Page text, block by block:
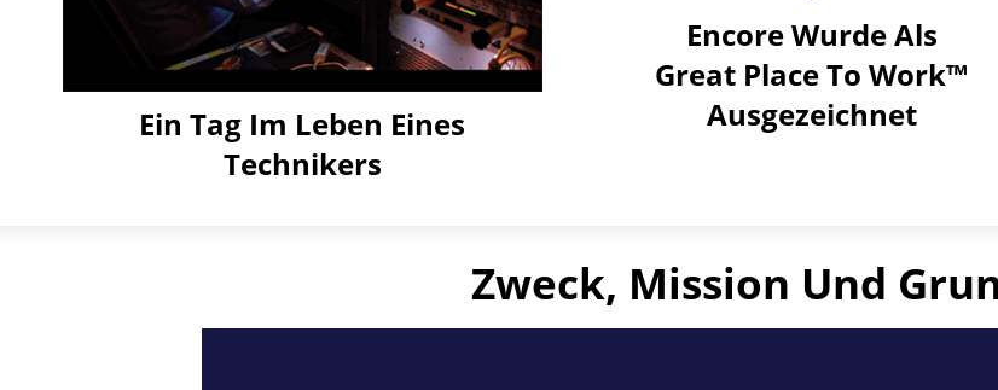
Ein Tag Im Leben Eines
Technikers
Encore Wurde Als
Great Place To Work™
Ausgezeichnet
Zweck, Mission Und